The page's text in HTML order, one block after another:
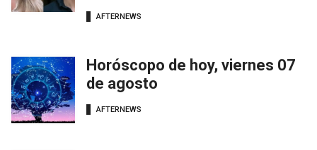
AFTERNEWS
Horóscopo de hoy, viernes 07
de agosto
AFTERNEWS